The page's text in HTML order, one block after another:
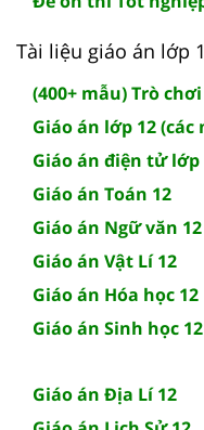
Tài liệu giáo án lớp
(400+ mẫu) Trò
Giáo án lớp 12 (các
Giáo án điện tử lớp
Giáo án Toán 12
Giáo án Ngữ văn 12
Giáo án Vật Lí 12
Giáo án Hóa học 12
Giáo án Sinh học 12
Giáo án Địa Lí 12